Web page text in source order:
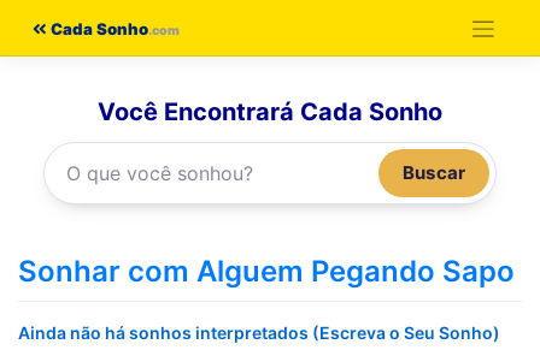
Cada Sonho
Você Encontrará Cada Sonho
Buscar
Sonhar com Alguem Pegando Sapo
Ainda não há sonhos interpretados (Escreva o Seu Sonho)